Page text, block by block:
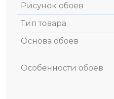
Рисунок обоев
Тип товара
Основа обоев
Особенности обоев